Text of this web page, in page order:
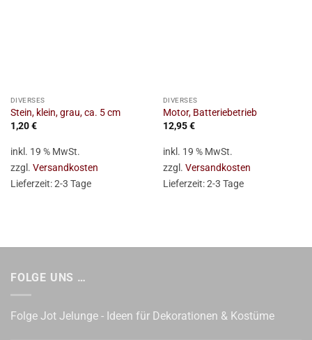
DIVERSES
Stein, klein, grau, ca. 5 cm
1,20€
inkl. 19 % MwSt.
zzgl. Versandkosten
Lieferzeit:2-3 Tage
DIVERSES
Motor, Batteriebetrieb
12,95€
inkl. 19 % MwSt.
zzgl. Versandkosten
Lieferzeit:2-3 Tage
FOLGE UNS …
Folge Jot Jelunge - Ideen für Dekorationen & Kostüme